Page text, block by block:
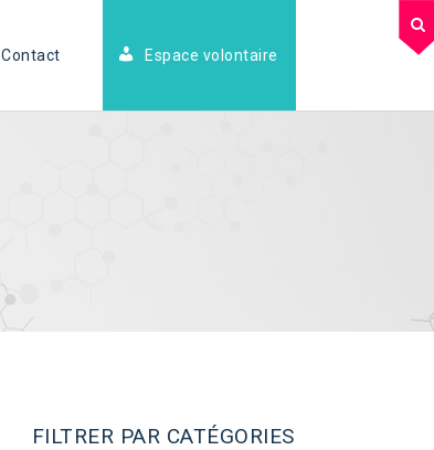
Contact Espace volontaire
FILTRER PAR CATÉGORIES